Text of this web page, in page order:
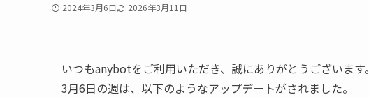
2024年3月6日 2026年3月11日
いつもanybotをご利用いただき、誠にありがとうございます。
3月6日の週は、以下のようなアップデートがされました。